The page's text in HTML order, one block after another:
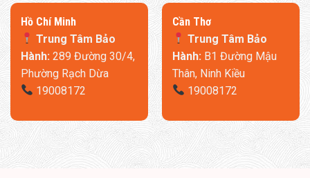
​Hồ Chí Minh
Trung Tâm Bảo
Hành: 289 Đường 30/4,
Phường Rạch Dừa
19008172
Cần Thơ
Trung Tâm Bảo
Hành: B1 Đường Mậu
Thân, Ninh Kiều
19008172